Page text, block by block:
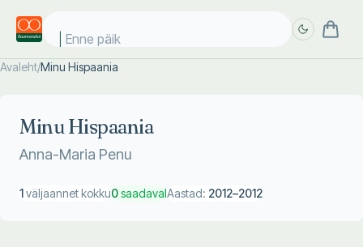
Enne päike
Avaleht/Minu Hispaania
Minu Hispaania
Anna-Maria Penu
1väljaannet kokku0saadavalAastad: 2012–2012